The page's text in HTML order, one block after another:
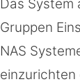
Das System
Gruppen
NAS